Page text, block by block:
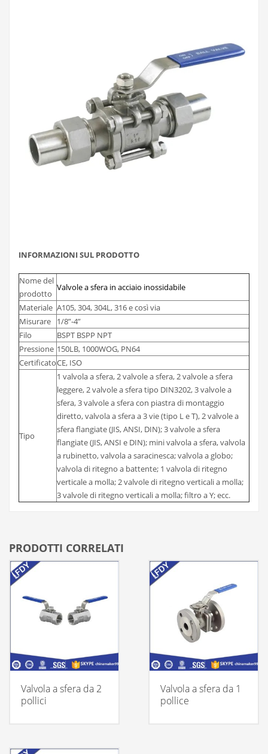
INFORMAZIONI SUL PRODOTTO
Nome del
prodotto
Valvole a sfera in acciaio inossidabile
Materiale A105, 304, 304L, 316 e così via
Misurare
1/8”-4”
Filo
BSPT BSPP NPT
Pressione 150LB, 1000WOG, PN64
CertificatoCE, ISO
Tipo
1 valvola a sfera, 2 valvole a sfera, 2 valvole a sfera
leggere, 2 valvole a sfera tipo DIN3202, 3 valvole a
sfera, 3 valvole a sfera con piastra di montaggio
diretto, valvola a sfera a 3 vie (tipo L e T), 2 valvole a
sfera flangiate (JIS, ANSI, DIN); 3 valvole a sfera
flangiate (JIS, ANSI e DIN); mini valvola a sfera, valvola
a rubinetto, valvola a saracinesca; valvola a globo;
valvola di ritegno a battente; 1 valvola di ritegno
verticale a molla; 2 valvole di ritegno verticali a molla;
3 valvole di ritegno verticali a molla; filtro a Y; ecc.
PRODOTTI CORRELATI
Valvola a sfera da 2
pollici
Valvola a sfera da 1
pollice